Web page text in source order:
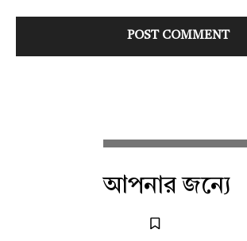
আপনার জন্যে